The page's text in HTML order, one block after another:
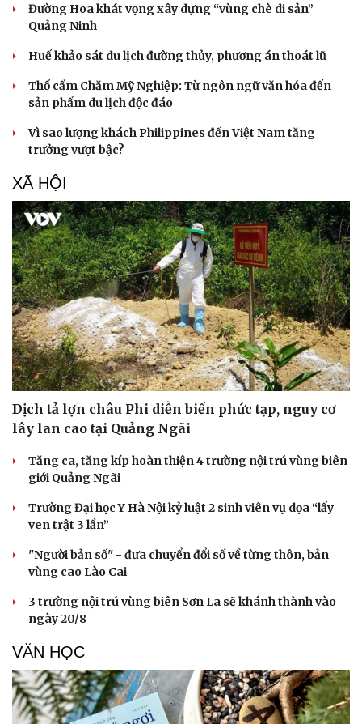
Đường Hoa khát vọng xây dựng “vùng chè di sản”
Quảng Ninh
Huế khảo sát du lịch đường thủy, phương án thoát lũ
Thổ cẩm Chăm Mỹ Nghiệp: Từ ngôn ngữ văn hóa đến
sản phẩm du lịch độc đáo
Vì sao lượng khách Philippines đến Việt Nam tăng
trưởng vượt bậc?
XÃ HỘI
Dịch tả lợn châu Phi diễn biến phức tạp, nguy cơ
lây lan cao tại Quảng Ngãi
Tăng ca, tăng kíp hoàn thiện 4 trường nội trú vùng biên
giới Quảng Ngãi
Trường Đại học Y Hà Nội kỷ luật 2 sinh viên vụ dọa “lấy
ven trật 3 lần”
"Người bản số" - đưa chuyển đổi số về từng thôn, bản
vùng cao Lào Cai
3 trường nội trú vùng biên Sơn La sẽ khánh thành vào
ngày 20/8
VĂN HỌC